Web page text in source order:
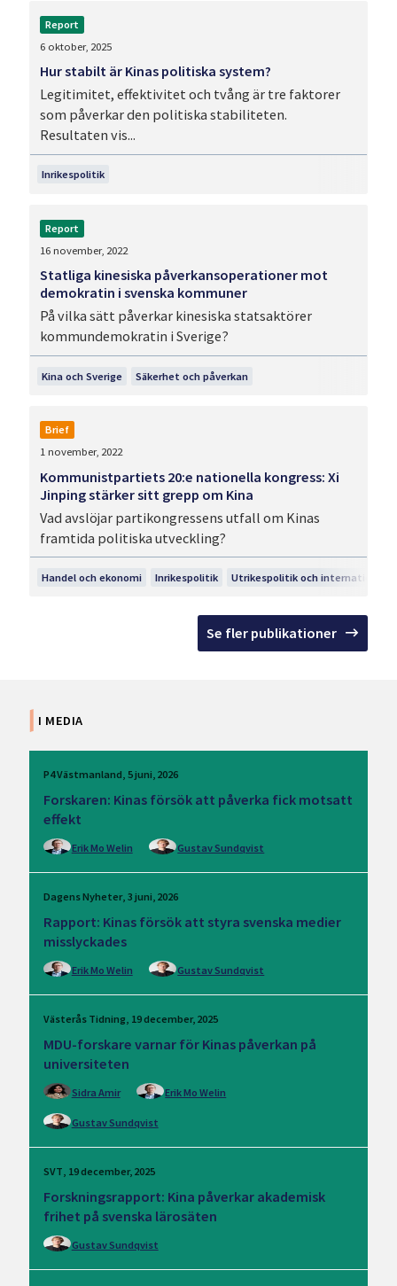
Report
Inrikespolitik
6 oktober, 2025
Hur stabilt är Kinas politiska system?
Legitimitet, effektivitet och tvång är tre faktorer
som påverkar den politiska stabiliteten.
Resultaten vis...
Report
Kina och Sverige Säkerhet och påverkan
16 november, 2022
Statliga kinesiska påverkansoperationer mot
demokratin i svenska kommuner
På vilka sätt påverkar kinesiska statsaktörer
kommundemokratin i Sverige?
Brief
Handel och ekonomi Inrikespolitik Utrikespolitik och
1 november, 2022
Kommunistpartiets 20:e nationella kongress: Xi
Jinping stärker sitt grepp om Kina
Vad avslöjar partikongressens utfall om Kinas
framtida politiska utveckling?
Se fler publikationer
I MEDIA
P4 Västmanland 5 juni, 2026
Forskaren: Kinas försök att påverka fick motsatt
effekt
Erik Mo Welin Gustav Sundqvist
Dagens Nyheter 3 juni, 2026
Rapport: Kinas försök att styra svenska medier
misslyckades
Erik Mo Welin Gustav Sundqvist
Västerås Tidning 19 december, 2025
MDU-forskare varnar för Kinas påverkan på
universiteten
Sidra Amir Erik Mo Welin
Gustav Sundqvist
SVT 19 december, 2025
Forskningsrapport: Kina påverkar akademisk
frihet på svenska lärosäten
Gustav Sundqvist